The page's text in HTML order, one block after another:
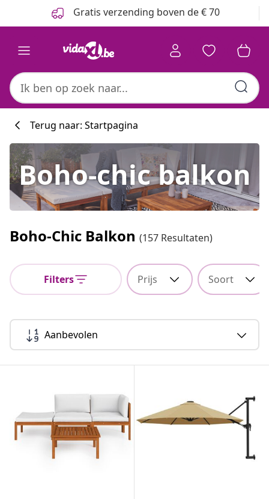
Gratis verzending boven de € 70
Terug naar: Startpagina
Boho-chic balkon
Boho-Chic Balkon (157 Resultaten)
Filters Prijs Soort
Aanbevolen